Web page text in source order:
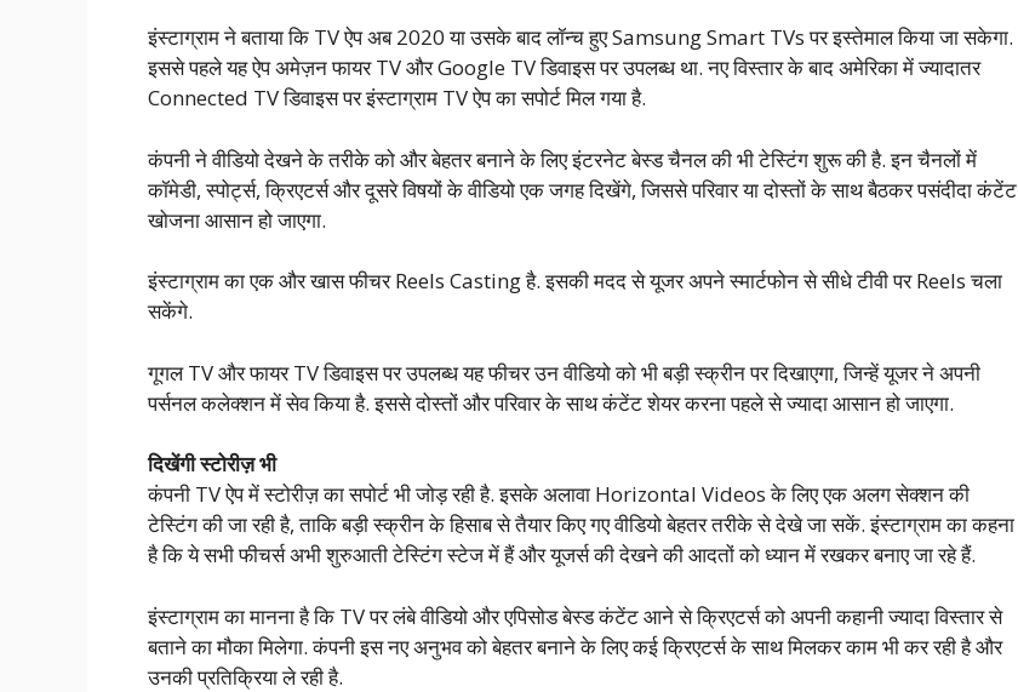
इंस्टाग्राम ने बताया कि TV ऐप अब 2020 या उसके बाद लॉन्च हुए Samsung Smart TVs पर इस्तेमाल किया जा सकेगा.
इससे पहले यह ऐप अमेज़न फायर TV और Google TV डिवाइस पर उपलब्ध था. नए विस्तार के बाद अमेरिका में ज्यादातर
Connected TV डिवाइस पर इंस्टाग्राम TV ऐप का सपोर्ट मिल गया है.
कंपनी ने वीडियो देखने के तरीके को और बेहतर बनाने के लिए इंटरनेट बेस्ड चैनल की भी टेस्टिंग शुरू की है. इन चैनलों में
कॉमेडी, स्पोर्ट्स, क्रिएटर्स और दूसरे विषयों के वीडियो एक जगह दिखेंगे, जिससे परिवार या दोस्तों के साथ बैठकर पसंदीदा कंटेंट
खोजना आसान हो जाएगा.
इंस्टाग्राम का एक और खास फीचर Reels Casting है. इसकी मदद से यूजर अपने स्मार्टफोन से सीधे टीवी पर Reels चला
सकेंगे.
गूगल TV और फायर TV डिवाइस पर उपलब्ध यह फीचर उन वीडियो को भी बड़ी स्क्रीन पर दिखाएगा, जिन्हें यूजर ने अपनी
पर्सनल कलेक्शन में सेव किया है. इससे दोस्तों और परिवार के साथ कंटेंट शेयर करना पहले से ज्यादा आसान हो जाएगा.
दिखेंगी स्टोरीज़ भी
कंपनी TV ऐप में स्टोरीज़ का सपोर्ट भी जोड़ रही है. इसके अलावा Horizontal Videos के लिए एक अलग सेक्शन की
टेस्टिंग की जा रही है, ताकि बड़ी स्क्रीन के हिसाब से तैयार किए गए वीडियो बेहतर तरीके से देखे जा सकें. इंस्टाग्राम का कहना
है कि ये सभी फीचर्स अभी शुरुआती टेस्टिंग स्टेज में हैं और यूजर्स की देखने की आदतों को ध्यान में रखकर बनाए जा रहे हैं.
इंस्टाग्राम का मानना है कि TV पर लंबे वीडियो और एपिसोड बेस्ड कंटेंट आने से क्रिएटर्स को अपनी कहानी ज्यादा विस्तार से
बताने का मौका मिलेगा. कंपनी इस नए अनुभव को बेहतर बनाने के लिए कई क्रिएटर्स के साथ मिलकर काम भी कर रही है और
उनकी प्रतिक्रिया ले रही है.